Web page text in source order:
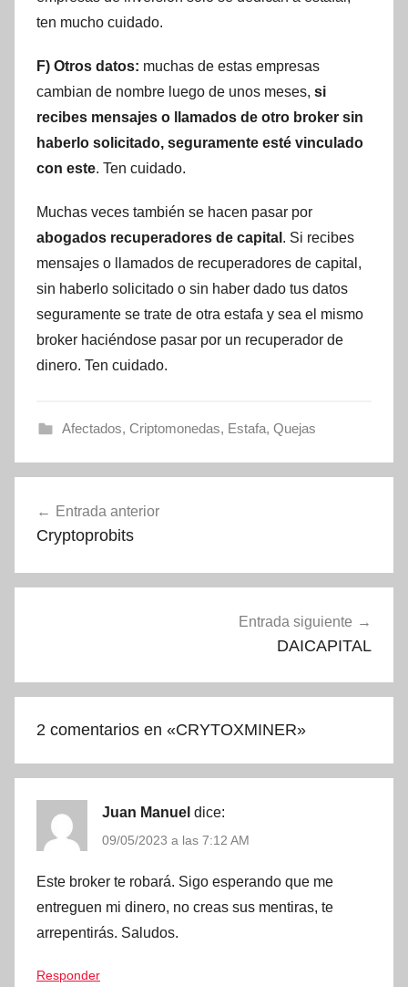
ten mucho cuidado.
F) Otros datos: muchas de estas empresas
cambian de nombre luego de unos meses, si
recibes mensajes o llamados de otro broker sin
haberlo solicitado, seguramente esté vinculado
con este. Ten cuidado.
Muchas veces también se hacen pasar por
abogados recuperadores de capital . Si recibes
mensajes o llamados de recuperadores de capital,
sin haberlo solicitado o sin haber dado tus datos
seguramente se trate de otra estafa y sea el mismo
broker haciéndose pasar por un recuperador de
dinero. Ten cuidado.
Afectados, Criptomonedas, Estafa, Quejas
de
Entrada anterior
Cryptoprobits
Entrada siguiente
DAICAPITAL
2 comentarios en «CRYTOXMINER»
Juan Manuel dice:
09/05/2023 a las 7:12 AM
Este broker te robará. Sigo esperando que me
entreguen mi dinero, no creas sus mentiras, te
arrepentirás. Saludos.
Responder